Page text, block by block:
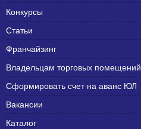
Конкурсы
Статьи
Франчайзинг
Владельцам торговых помещений
Сформировать счет на аванс ЮЛ
Вакансии
Каталог